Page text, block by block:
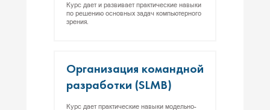
Курс дает и развивает практические навыки
по решению основных задач компьютерного
зрения.
Ор­га­низа­ция ко­ман­дной
раз­ра­бот­ки (SLMB)
Курс дает практические навыки модельно-